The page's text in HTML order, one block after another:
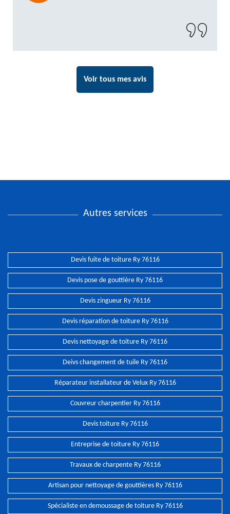
propre. Un artisan de confiance que je n’hésiterai
Voir tous mes avis
Autres services
Devis fuite de toiture Ry 76116
Devis pose de gouttière Ry 76116
Devis zingueur Ry 76116
Devis réparation de toiture Ry 76116
Devis nettoyage de toiture Ry 76116
Deivs changement de tuile Ry 76116
Réparateur installateur de Velux Ry 76116
Couvreur charpentier Ry 76116
Devis toiture Ry 76116
Entreprise de toiture Ry 76116
Travaux de charpente Ry 76116
Artisan pour nettoyage de gouttières Ry 76116
Spécialiste en demoussage de toiture Ry 76116